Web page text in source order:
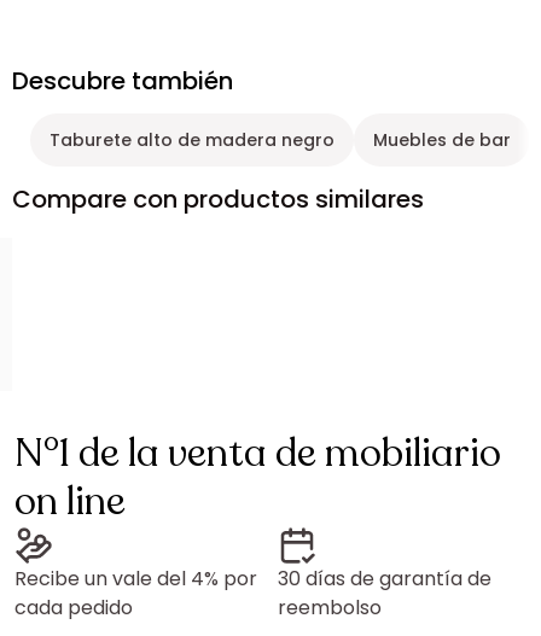
Descubre también
Taburete alto de madera negro Muebles de bar
Compare con productos similares
N°1 de la venta de mobiliario
on line
Recibe un vale del 4% por
cada pedido
30 días de garantía de
reembolso